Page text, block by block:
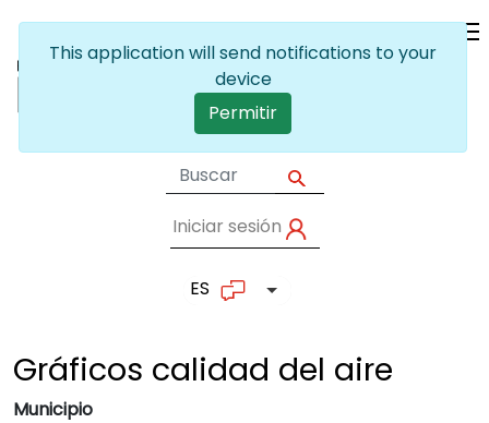
User account
Iniciar sesión
ES Lista adicional de
Gráficos calidad del aire
Municipio
This application will send notifications to your
device
Permitir